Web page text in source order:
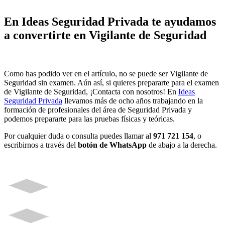
En Ideas Seguridad Privada te ayudamos
a convertirte en Vigilante de Seguridad
Como has podido ver en el artículo, no se puede ser Vigilante de
Seguridad sin examen. Aún así, si quieres prepararte para el examen
de Vigilante de Seguridad, ¡Contacta con nosotros! En Ideas
Seguridad Privada llevamos más de ocho años trabajando en la
formación de profesionales del área de Seguridad Privada y
podemos prepararte para las pruebas físicas y teóricas.
Por cualquier duda o consulta puedes llamar al 971 721 154, o
escribirnos a través del botón de WhatsApp de abajo a la derecha.